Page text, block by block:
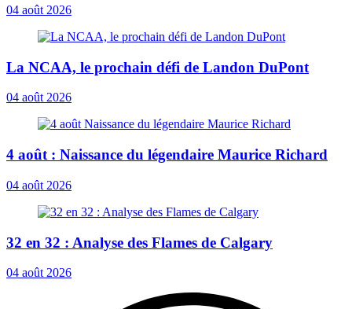
04 août 2026
La NCAA, le prochain défi de Landon DuPont
04 août 2026
4 août : Naissance du légendaire Maurice Richard
04 août 2026
32 en 32 : Analyse des Flames de Calgary
04 août 2026